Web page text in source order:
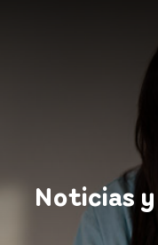
Noticias